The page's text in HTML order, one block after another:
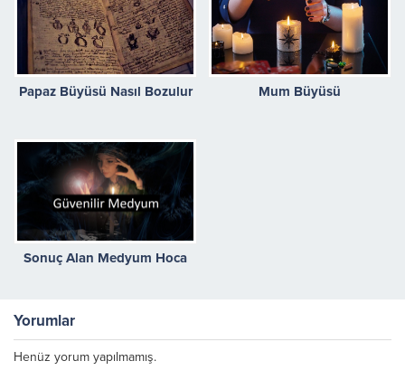
Papaz Büyüsü Nasıl Bozulur Mum Büyüsü
Sonuç Alan Medyum Hoca
Yorumlar
Henüz yorum yapılmamış.